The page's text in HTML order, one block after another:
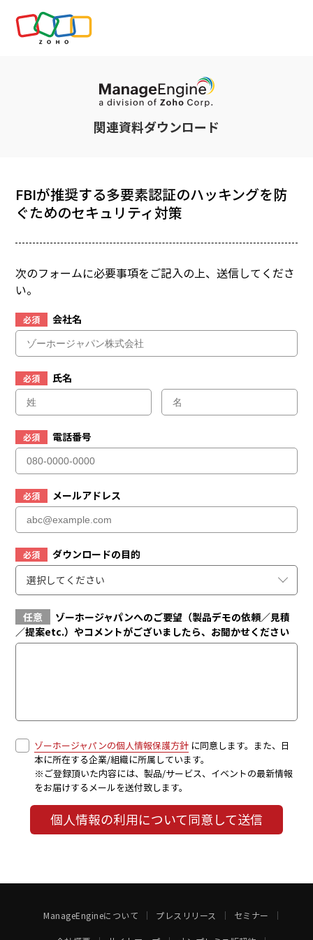
関連資料ダウンロード
FBIが推奨する多要素認証のハッキングを防
ぐためのセキュリティ対策
次のフォームに必要事項をご記入の上、送信してくださ
い。
必須 会社名
必須 氏名
必須 電話番号
必須 メールアドレス
必須
ダウンロードの目的
選択してください
任意
ゾーホージャパンへのご要望（製品デモの依頼／見積
／提案etc.）やコメントがございましたら、お聞かせください
ゾーホージャパンの個人情報保護方針 に同意します。また、日
本に所在する企業/組織に所属しています。
※ご登録頂いた内容には、製品/サービス、イベントの最新情報
をお届けするメールを送付致します。
個人情報の利用について同意して送信
ManageEngineについて プレスリリース セミナー